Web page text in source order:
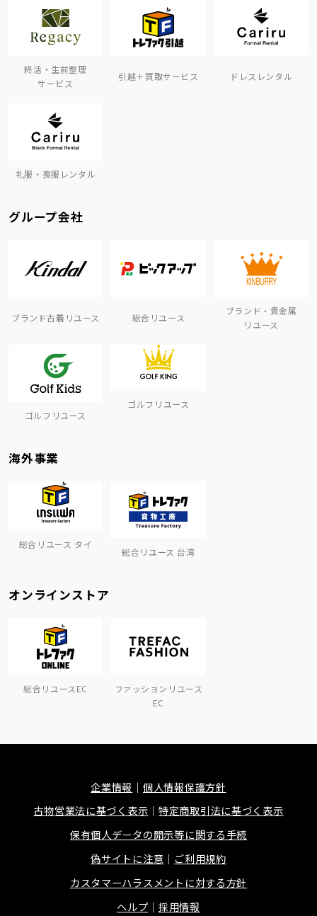
終活・生前整理
サービス
引越＋買取サービス ドレスレンタル
礼服・喪服レンタル
グループ会社
ブランド古着リユース 総合リユース
ブランド・貴金属
リユース
ゴルフリユース
ゴルフリユース
海外事業
総合リユース タイ
総合リユース 台湾
オンラインストア
総合リユースEC
ファッションリユース
EC
企業情報
個人情報保護方針
古物営業法に基づく表示
特定商取引法に基づく表示
保有個人データの開示等に関する手続
偽サイトに注意
ご利用規約
カスタマーハラスメントに対する方針
ヘルプ
採用情報